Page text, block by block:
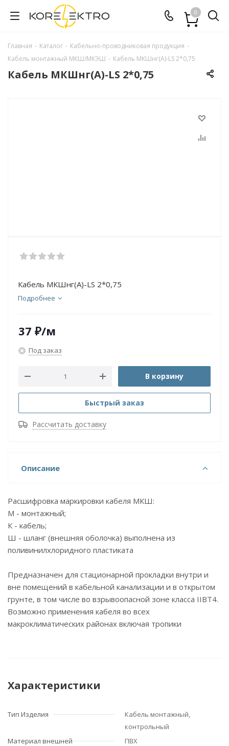
0
Главная - Каталог - Кабельно-проводниковая продукция -
Кабель монтажный МКШ/МКЭШ - Кабель МКШнг(А)-LS 2*0,75
Кабель МКШнг(А)-LS 2*0,75
Кабель МКШнг(А)-LS 2*0,75
Подробнее
37 ₽/м
Под заказ
В корзину
Быстрый заказ
Рассчитать доставку
Описание
Расшифровка маркировки кабеля МКШ:
М - монтажный;
К - кабель;
Ш - шланг (внешняя оболочка) выполнена из
поливинилхлоридного пластиката
Предназначен для стационарной прокладки внутри и
вне помещений в кабельной канализации и в открытом
грунте, в том числе во взрывоопасной зоне класса IIВТ4.
Возможно применения кабеля во всех
макроклиматических районах включая тропики
Характеристики
Тип Изделия
Кабель монтажный,
контрольный
Материал внешней
ПВХ